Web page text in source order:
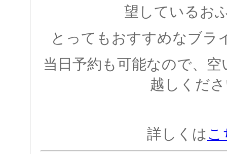
望しているお
とってもおすすめなブラ
当日予約も可能なので、
越しくだ
詳しくは こ